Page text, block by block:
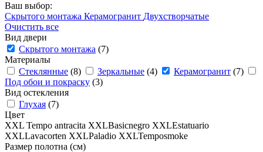
Ваш выбор:
Скрытого монтажа Керамогранит Двухстворчатые
Очистить все
Вид двери
Скрытого монтажа (7)
Материалы
Стеклянные (8) Зеркальные (4) Керамогранит (7)
Под обои и покраску (3)
Вид остекления
Глухая (7)
Цвет
XXL Tempo antracita XXLBasicnegro XXLEstatuario
XXLLavacorten XXLPaladio XXLTemposmoke
Размер полотна (см)